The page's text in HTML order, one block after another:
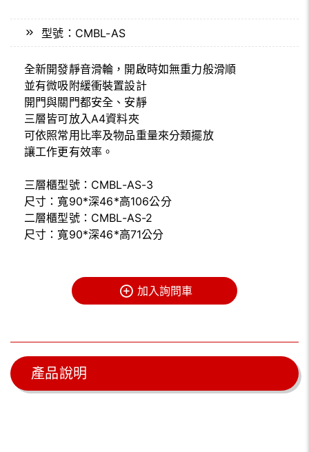
型號：CMBL-AS
全新開發靜音滑輪，開啟時如無重力般滑順
並有微吸附緩衝裝置設計
開門與關門都安全、安靜
三層皆可放入A4資料夾
可依照常用比率及物品重量來分類擺放
讓工作更有效率。
三層櫃型號：CMBL-AS-3
尺寸：寬90*深46*高106公分
二層櫃型號：CMBL-AS-2
尺寸：寬90*深46*高71公分
加入詢問車
產品說明